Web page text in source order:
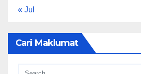
« Jul
Cari Maklumat